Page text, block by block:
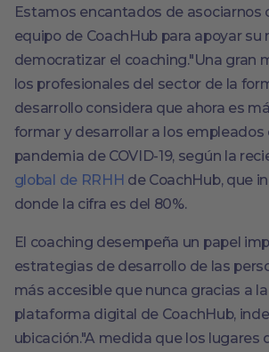
Estamos encantados de asociarnos
equipo de CoachHub para apoyar su
democratizar el coaching."Una gran
los profesionales del sector de la
desarrollo considera que ahora es
formar y desarrollar a los
pandemia de COVID-19, según la
global de RRHH de CoachHub, que
donde la cifra es del 80%.
El coaching desempeña un papel
estrategias de desarrollo de las
más accesible que nunca gracias a
plataforma digital de CoachHub,
ubicación."A medida que los lugares